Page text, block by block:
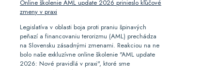
Online školenie AML update 2026 prinieslo kľúčové
zmeny v praxi
Legislatíva v oblasti boja proti praniu špinavých
peňazí a financovaniu terorizmu (AML) prechádza
na Slovensku zásadnými zmenami. Reakciou na ne
bolo naše exkluzívne online školenie "AML update
2026: Nové pravidlá v praxi", ktoré sme